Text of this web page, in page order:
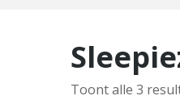
Toont alle 3